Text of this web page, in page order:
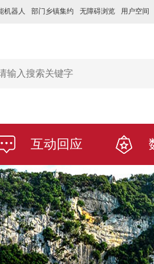
机器人 部门乡镇集约 无障碍浏览 用户空间
互动回应